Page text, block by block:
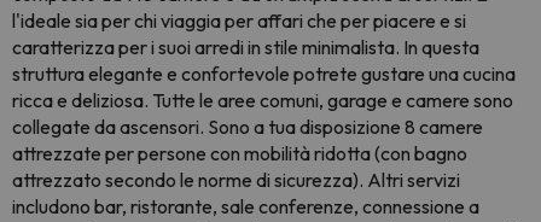
l'ideale sia per chi viaggia per affari che per piacere e si
caratterizza per i suoi arredi in stile minimalista. In questa
struttura elegante e confortevole potrete gustare una cucina
ricca e deliziosa. Tutte le aree comuni, garage e camere sono
collegate da ascensori. Sono a tua disposizione 8 camere
attrezzate per persone con mobilità ridotta (con bagno
attrezzato secondo le norme di sicurezza). Altri servizi
includono bar, ristorante, sale conferenze, connessione a